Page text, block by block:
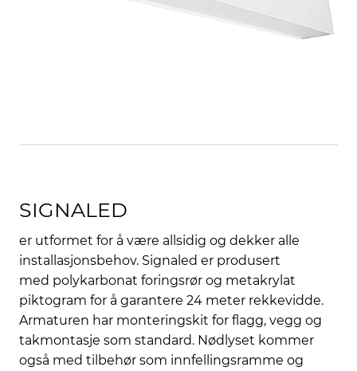
SIGNALED
er utformet for å være allsidig og dekker alle
installasjonsbehov. Signaled er produsert
med polykarbonat foringsrør og metakrylat
piktogram for å garantere 24 meter rekkevidde.
Armaturen har monteringskit for flagg, vegg og
takmontasje som standard. Nødlyset kommer
også med tilbehør som innfellingsramme og